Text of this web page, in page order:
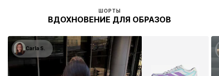
ШОРТЫ
ВДОХНОВЕНИЕ ДЛЯ ОБРАЗОВ
Carla S.